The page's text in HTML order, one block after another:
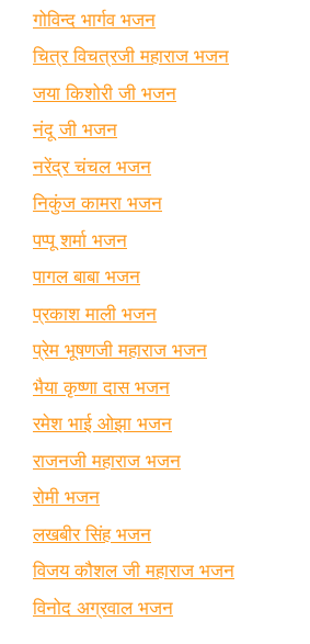
गोविन्द भार्गव भजन
चित्र विचत्रजी महाराज भजन
जया किशोरी जी भजन
नंदू जी भजन
नरेंद्र चंचल भजन
निकुंज कामरा भजन
पप्पू शर्मा भजन
पागल बाबा भजन
प्रकाश माली भजन
प्रेम भूषणजी महाराज भजन
भैया कृष्णा दास भजन
रमेश भाई ओझा भजन
राजनजी महाराज भजन
रोमी भजन
लखबीर सिंह भजन
विजय कौशल जी महाराज भजन
विनोद अग्रवाल भजन